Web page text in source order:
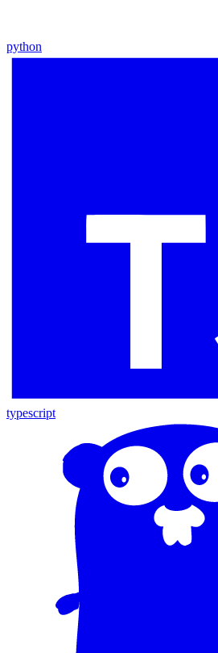
python
typescript